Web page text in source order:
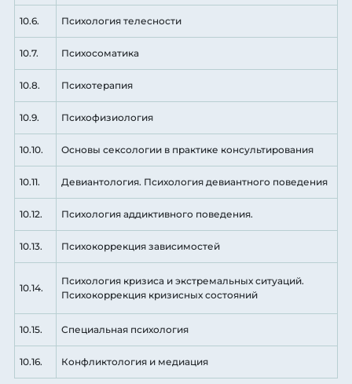
10.6. Психология телесности
10.7. Психосоматика
10.8. Психотерапия
10.9. Психофизиология
10.10. Основы сексологии в практике консультирования
10.11. Девиантология. Психология девиантного поведения
10.12. Психология аддиктивного поведения.
10.13. Психокоррекция зависимостей
10.14.
Психология кризиса и экстремальных ситуаций.
Психокоррекция кризисных состояний
10.15. Специальная психология
10.16. Конфликтология и медиация